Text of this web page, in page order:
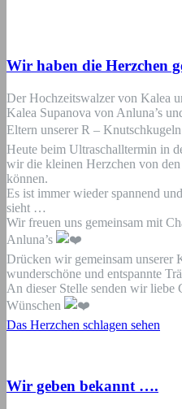
Wir haben die Herzchen
Der Hochzeitswalzer von Kalea
Kalea Supanova von Anluna’s
Eltern unserer R –
Heute beim Ultraschalltermin in
wir die kleinen Herzchen von
können.
Es ist immer wieder spannend
sieht …
Wir freuen uns gemeinsam mit
Anluna’s
Drücken wir gemeinsam unserer
wunderschöne und entspannte
An dieser Stelle senden wir liebe
Wünschen
Das Herzchen schlagen sehen
Wir geben bekannt ….